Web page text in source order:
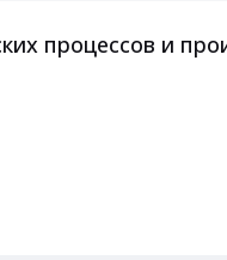
процессов и